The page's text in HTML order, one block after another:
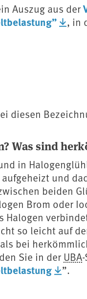
Auszug aus der
, in
diesen
Was sind
in
und
beiden
Brom oder
Halogen
so leicht auf
bei
Sie in der UBA
”.